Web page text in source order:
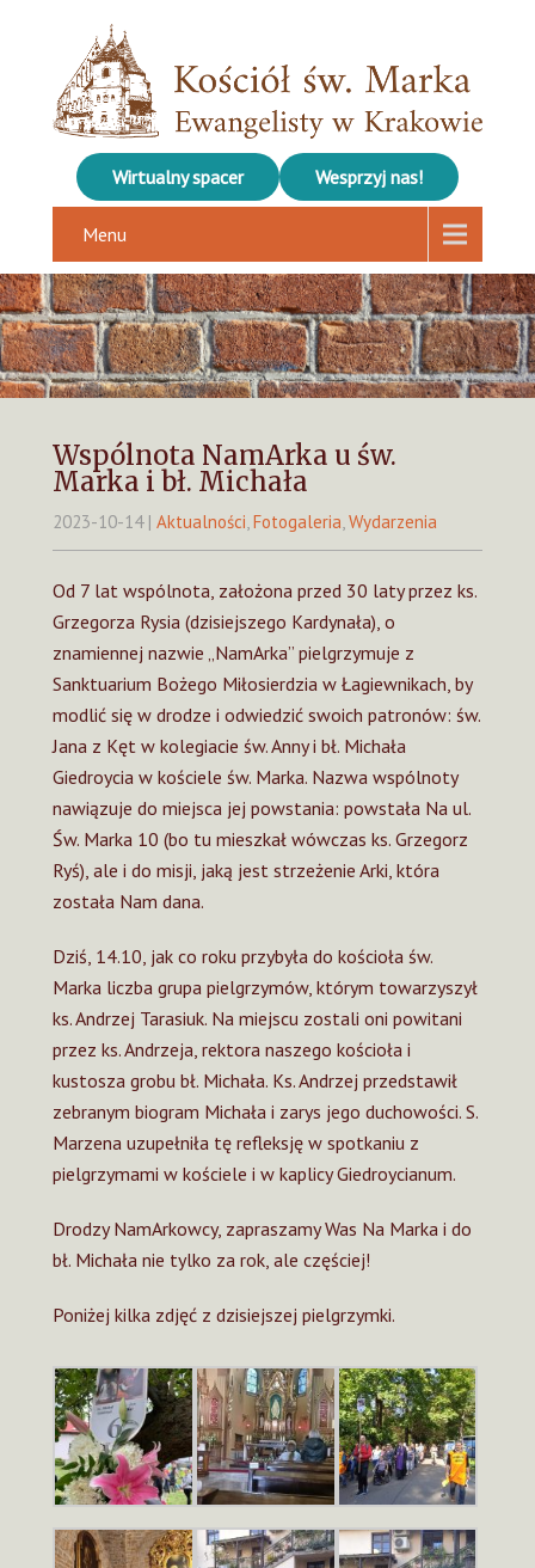
Wirtualny spacer Wesprzyj nas!
Menu
Wspólnota NamArka u św.
Marka i bł. Michała
2023-10-14 | Aktualności Fotogaleria Wydarzenia
Od 7 lat wspólnota, założona przed 30 laty przez ks.
Grzegorza Rysia (dzisiejszego Kardynała), o
znamiennej nazwie „NamArka” pielgrzymuje z
Sanktuarium Bożego Miłosierdzia w Łagiewnikach, by
modlić się w drodze i odwiedzić swoich patronów: św.
Jana z Kęt w kolegiacie św. Anny i bł. Michała
Giedroycia w kościele św. Marka. Nazwa wspólnoty
nawiązuje do miejsca jej powstania: powstała Na ul.
Św. Marka 10 (bo tu mieszkał wówczas ks. Grzegorz
Ryś), ale i do misji, jaką jest strzeżenie Arki, która
została Nam dana.
Dziś, 14.10, jak co roku przybyła do kościoła św.
Marka liczba grupa pielgrzymów, którym towarzyszył
ks. Andrzej Tarasiuk. Na miejscu zostali oni powitani
przez ks. Andrzeja, rektora naszego kościoła i
kustosza grobu bł. Michała. Ks. Andrzej przedstawił
zebranym biogram Michała i zarys jego duchowości. S.
Marzena uzupełniła tę refleksję w spotkaniu z
pielgrzymami w kościele i w kaplicy Giedroycianum.
Drodzy NamArkowcy, zapraszamy Was Na Marka i do
bł. Michała nie tylko za rok, ale częściej!
Poniżej kilka zdjęć z dzisiejszej pielgrzymki.